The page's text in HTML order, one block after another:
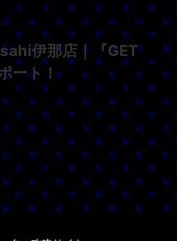
伊那店｜『GET
ート！